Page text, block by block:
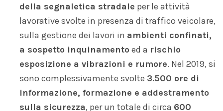
della segnaletica stradale per le attività
lavorative svolte in presenza di traffico veicolare,
sulla gestione dei lavori in ambienti confinati,
a sospetto inquinamento ed a rischio
esposizione a vibrazioni e rumore. Nel 2019, si
sono complessivamente svolte 3.500 ore di
informazione, formazione e addestramento
sulla sicurezza, per un totale di circa 600